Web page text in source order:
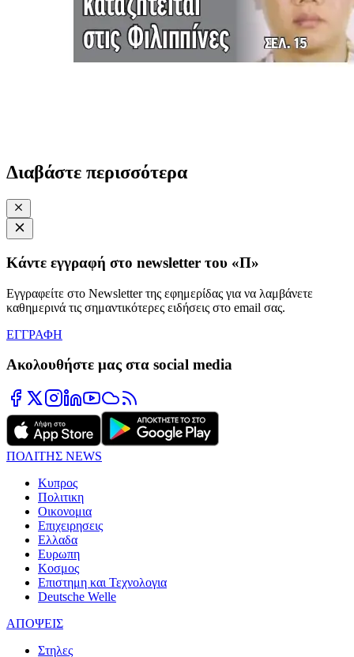
Διαβάστε περισσότερα
Κάντε εγγραφή στο newsletter του «Π»
Εγγραφείτε στο Newsletter της εφημερίδας για να λαμβάνετε
καθημερινά τις σημαντικότερες ειδήσεις στο email σας.
ΕΓΓΡΑΦΗ
Ακολουθήστε μας στα social media
ΠΟΛΙΤΗΣ NEWS
Κυπρος
Πολιτικη
Οικονομια
Επιχειρησεις
Ελλαδα
Ευρωπη
Κοσμος
Επιστημη και Τεχνολογια
Deutsche Welle
ΑΠΟΨΕΙΣ
Στηλες